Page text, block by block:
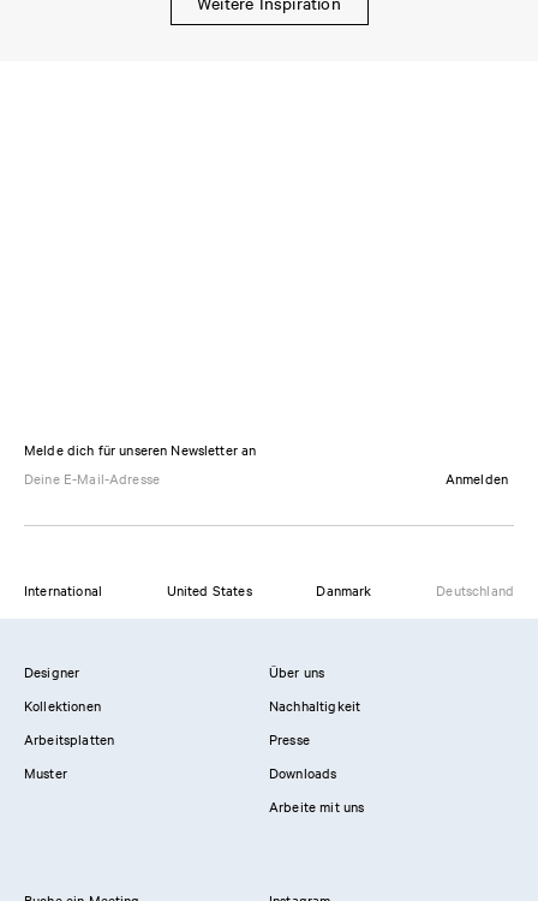
Melde dich für unseren Newsletter an
Anmelden
International United States Danmark Deutschland
Designer
Kollektionen
Arbeitsplatten
Muster
Über uns
Nachhaltigkeit
Presse
Downloads
Arbeite mit uns